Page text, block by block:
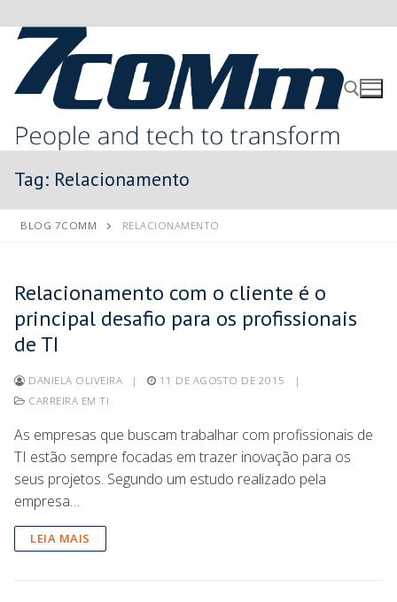
Tag: Relacionamento
BLOG 7COMM RELACIONAMENTO
Relacionamento com o cliente é o
principal desafio para os profissionais
de TI
DANIELA OLIVEIRA | 11 DE AGOSTO DE 2015
|
CARREIRA EM TI
As empresas que buscam trabalhar com profissionais de
TI estão sempre focadas em trazer inovação para os
seus projetos. Segundo um estudo realizado pela
empresa…
LEIA MAIS